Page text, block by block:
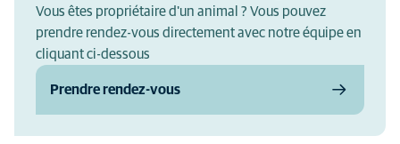
Vous êtes propriétaire d'un animal ? Vous pouvez
prendre rendez-vous directement avec notre équipe en
cliquant ci-dessous
Prendre rendez-vous